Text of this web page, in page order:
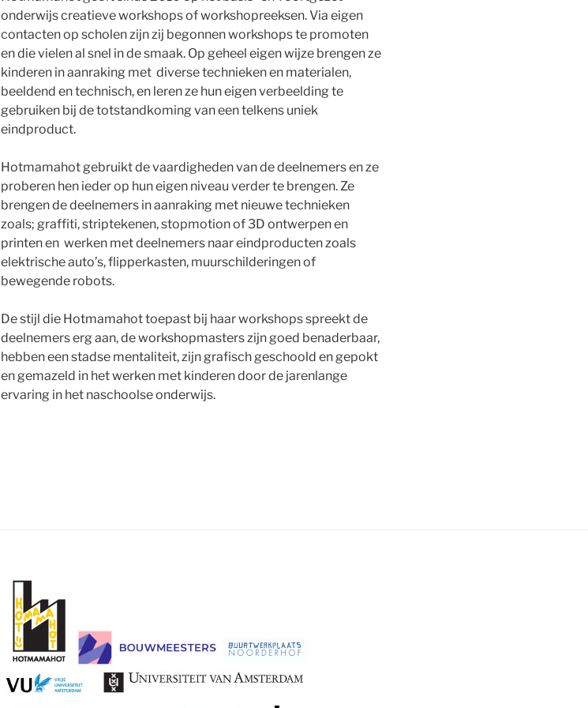
onderwijs creatieve workshops of workshopreeksen. Via eigen
contacten op scholen zijn zij begonnen workshops te promoten
en die vielen al snel in de smaak. Op geheel eigen wijze brengen ze
kinderen in aanraking met diverse technieken en materialen,
beeldend en technisch, en leren ze hun eigen verbeelding te
gebruiken bij de totstandkoming van een telkens uniek
eindproduct.
Hotmamahot gebruikt de vaardigheden van de deelnemers en ze
proberen hen ieder op hun eigen niveau verder te brengen. Ze
brengen de deelnemers in aanraking met nieuwe technieken
zoals; graffiti, striptekenen, stopmotion of 3D ontwerpen en
printen en werken met deelnemers naar eindproducten zoals
elektrische auto’s, flipperkasten, muurschilderingen of
bewegende robots.
De stijl die Hotmamahot toepast bij haar workshops spreekt de
deelnemers erg aan, de workshopmasters zijn goed benaderbaar,
hebben een stadse mentaliteit, zijn grafisch geschoold en gepokt
en gemazeld in het werken met kinderen door de jarenlange
ervaring in het naschoolse onderwijs.